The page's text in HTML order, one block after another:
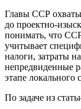
Главы ССР
до проектно-
понимать, что
учитывает
налоги, затраты
непредвиденные
этапе локального
По задаче из